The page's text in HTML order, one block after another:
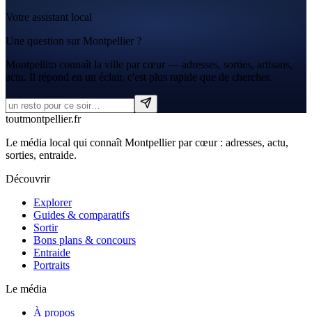
Votre assistant local
Une question sur Montpellier ?
Montpellito connaît la ville par cœur — adresses, sorties, artisans,
actu. Il répond en un éclair, c'est plus rapide que de chercher.
toutmontpellier.fr
Le média local qui connaît Montpellier par cœur : adresses, actu,
sorties, entraide.
Découvrir
Explorer
Guides & comparatifs
Sortir
Bons plans & concours
Entraide
Portraits
Le média
À propos